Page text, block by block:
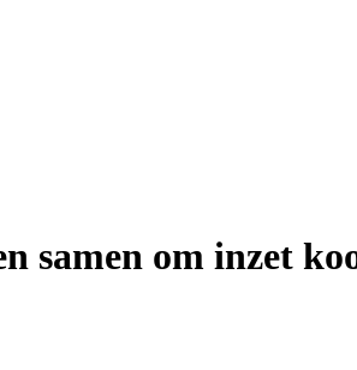
samen om inzet